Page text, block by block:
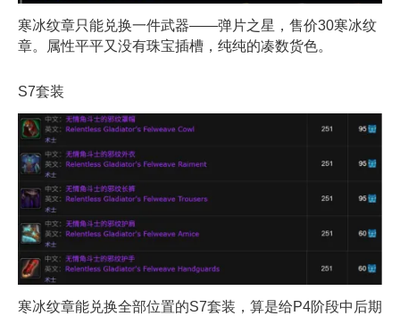
寒冰纹章只能兑换一件武器——弹片之星，售价30寒冰纹
章。属性平平又没有珠宝插槽，纯纯的凑数货色。
S7套装
寒冰纹章能兑换全部位置的S7套装，算是给P4阶段中后期